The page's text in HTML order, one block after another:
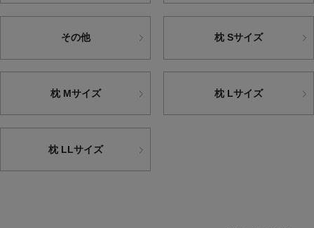
その他 枕 Sサイズ
枕 Mサイズ 枕 Lサイズ
枕 LLサイズ